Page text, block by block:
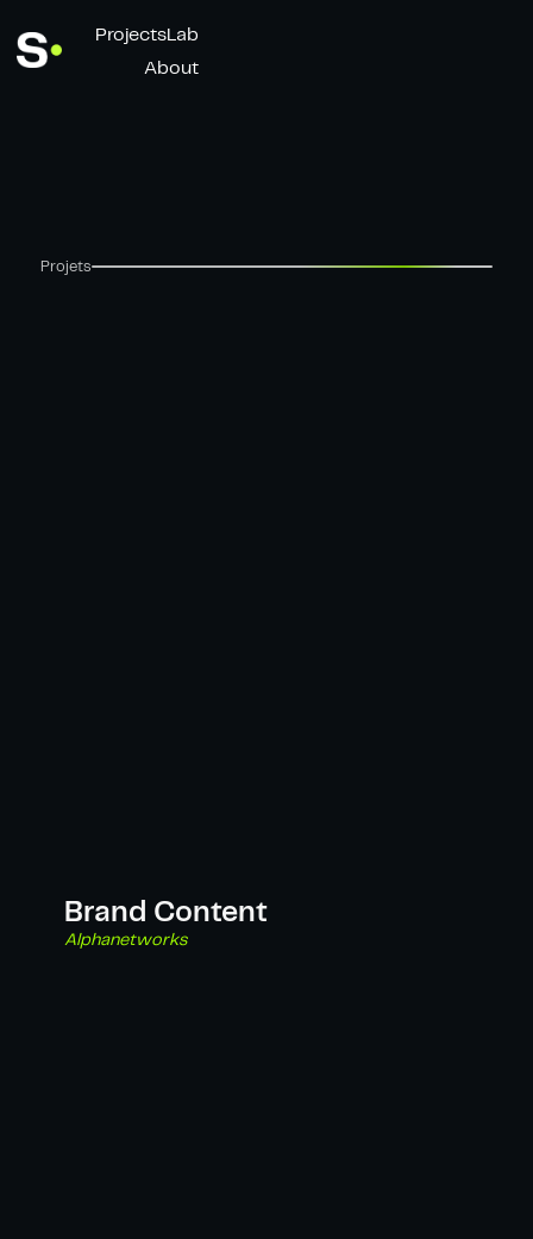
ProjectsLab
About
Projets
Brand Content
Alphanetworks